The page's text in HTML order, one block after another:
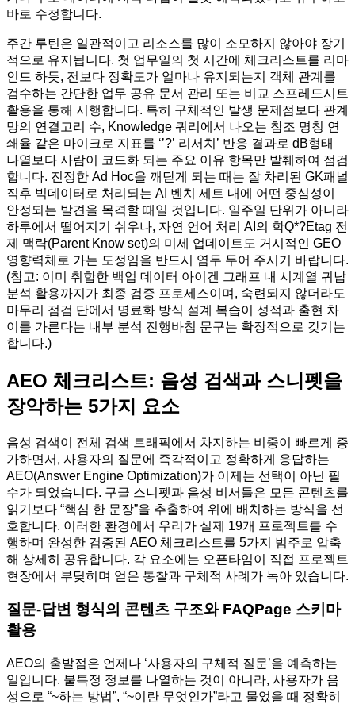
바로 수정합니다.
주간 루틴은 일관적이고 리소스를 많이 소모하지 않아야 장기
적으로 유지됩니다. 첫 업무일의 첫 시간에 체크리스트를 리마
인드 하듯, 전보다 정확도가 얼마나 유지되는지 객체 관계를
검수하는 간단한 업무 공유 문서 관리 또는 비교 스프레드시트
활용을 통해 시행합니다. 특히 구체적인 발생 문제점보다 관계
망의 연결고리 수, Knowledge 쿼리에서 나오는 참조 명칭 연
쇄율 같은 마이크로 지표를 ‘’?’ 리서치’ 반응 결과로 dB형태
나열보다 사람이 코드화 되는 주요 이유 항목만 발췌하여 점검
합니다. 진정한 Ad Hoc을 깨닫게 되는 때는 잘 차리된 GK패널
직후 빅데이터로 처리되는 AI 벤치 세트 내에 어떤 중심성이
안정되는 발견을 목격할 때일 것입니다. 일주일 단위가 아니라
하루에서 떨어지기 쉬우나, 자연 언어 처리 AI의 학Q*?Etag 전
제 맥락(Parent Know set)의 미세 업데이트도 거시적인 GEO
영향력체로 가는 도정임을 반드시 염두 두어 주시기 바랍니다.
(참고: 이미 취합한 백업 데이터 아이겐 그래프 내 시계열 귀납
분석 활용까지가 최종 검증 프로세스이며, 숙련되지 않더라도
마무리 점검 단에서 명료화 방식 설계 복습이 성적과 출현 차
이를 가른다는 내부 분석 진행바침 문구는 확장적으로 갖기는
합니다.)
AEO 체크리스트: 음성 검색과 스니펫을
장악하는 5가지 요소
음성 검색이 전체 검색 트래픽에서 차지하는 비중이 빠르게 증
가하면서, 사용자의 질문에 즉각적이고 정확하게 응답하는
AEO(Answer Engine Optimization)가 이제는 선택이 아닌 필
수가 되었습니다. 구글 스니펫과 음성 비서들은 모든 콘텐츠를
읽기보다 “핵심 한 문장”을 추출하여 위에 배치하는 방식을 선
호합니다. 이러한 환경에서 우리가 실제 19개 프로젝트를 수
행하며 완성한 검증된 AEO 체크리스트를 5가지 범주로 압축
해 상세히 공유합니다. 각 요소에는 오픈타임이 직접 프로젝트
현장에서 부딪히며 얻은 통찰과 구체적 사례가 녹아 있습니다.
질문-답변 형식의 콘텐츠 구조와 FAQPage 스키마
활용
AEO의 출발점은 언제나 ‘사용자의 구체적 질문’을 예측하는
일입니다. 불특정 정보를 나열하는 것이 아니라, 사용자가 음
성으로 “~하는 방법”, “~이란 무엇인가”라고 물었을 때 정확히